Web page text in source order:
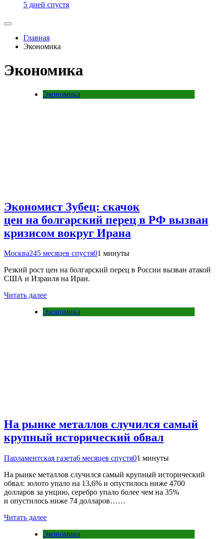
5 дней спустя
Главная
Экономика
Экономика
Экономика
Экономист Зубец: скачок
цен на болгарский перец в РФ вызван
кризисом вокруг Ирана
Москва245 месяцев спустя01 минуты
Резкий рост цен на болгарский перец в России вызван атакой
США и Израиля на Иран.
Читать далее
Экономика
На рынке металлов случился самый
крупный исторический обвал
Парламентская газета6 месяцев спустя01 минуты
На рынке металлов случился самый крупный исторический
обвал: золото упало на 13,6% и опустилось ниже 4700
долларов за унцию, серебро упало более чем на 35%
и опустилось ниже 74 долларов……
Читать далее
Экономика